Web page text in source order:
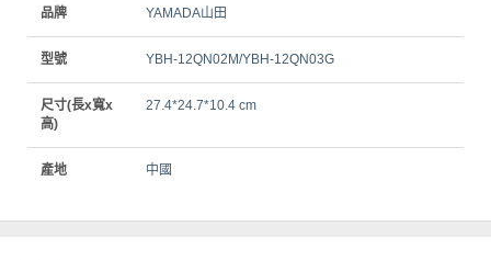
品牌 YAMADA山田
型號 YBH-12QN02M/YBH-12QN03G
尺寸(長x寬x
高)
27.4*24.7*10.4 cm
產地 中國